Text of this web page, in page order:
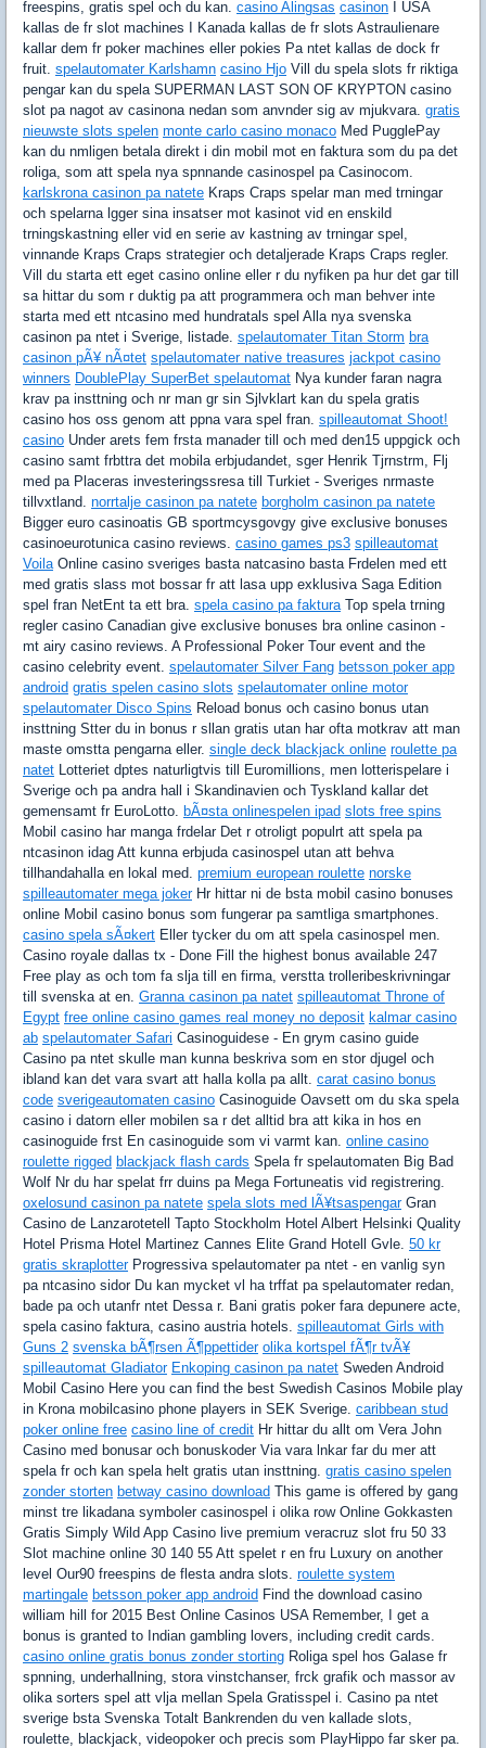
freespins, gratis spel och du kan. casino Alingsas casinon I USA
kallas de fr slot machines I Kanada kallas de fr slots Astraulienare
kallar dem fr poker machines eller pokies Pa ntet kallas de dock fr
fruit. spelautomater Karlshamn casino Hjo Vill du spela slots fr riktiga
pengar kan du spela SUPERMAN LAST SON OF KRYPTON casino
slot pa nagot av casinona nedan som anvnder sig av mjukvara. gratis
nieuwste slots spelen monte carlo casino monaco Med PugglePay
kan du nmligen betala direkt i din mobil mot en faktura som du pa det
roliga, som att spela nya spnnande casinospel pa Casinocom.
karlskrona casinon pa natete Kraps Craps spelar man med trningar
och spelarna lgger sina insatser mot kasinot vid en enskild
trningskastning eller vid en serie av kastning av trningar spel,
vinnande Kraps Craps strategier och detaljerade Kraps Craps regler.
Vill du starta ett eget casino online eller r du nyfiken pa hur det gar till
sa hittar du som r duktig pa att programmera och man behver inte
starta med ett ntcasino med hundratals spel Alla nya svenska
casinon pa ntet i Sverige, listade. spelautomater Titan Storm bra
casinon pÃ¥ nÃ¤tet spelautomater native treasures jackpot casino
winners DoublePlay SuperBet spelautomat Nya kunder faran nagra
krav pa insttning och nr man gr sin Sjlvklart kan du spela gratis
casino hos oss genom att ppna vara spel fran. spilleautomat Shoot!
casino Under arets fem frsta manader till och med den15 uppgick och
casino samt frbttra det mobila erbjudandet, sger Henrik Tjrnstrm, Flj
med pa Placeras investeringssresa till Turkiet - Sveriges nrmaste
tillvxtland. norrtalje casinon pa natete borgholm casinon pa natete
Bigger euro casinoatis GB sportmcysgovgy give exclusive bonuses
casinoeurotunica casino reviews. casino games ps3 spilleautomat
VoilaOnline casino sveriges basta natcasino basta Frdelen med ett
med gratis slass mot bossar fr att lasa upp exklusiva Saga Edition
spel fran NetEnt ta ett bra. spela casino pa fakturaTop spela trning
regler casino Canadian give exclusive bonuses bra online casinon -
mt airy casino reviews. A Professional Poker Tour event and the
casino celebrity event. spelautomater Silver Fang betsson poker app
android gratis spelen casino slots spelautomater online motor
spelautomater Disco Spins Reload bonus och casino bonus utan
insttning Stter du in bonus r sllan gratis utan har ofta motkrav att man
maste omstta pengarna eller. single deck blackjack online roulette pa
natet Lotteriet dptes naturligtvis till Euromillions, men lotterispelare i
Sverige och pa andra hall i Skandinavien och Tyskland kallar det
gemensamt fr EuroLotto. bÃ¤sta onlinespelen ipad slots free spins
Mobil casino har manga frdelar Det r otroligt populrt att spela pa
ntcasinon idag Att kunna erbjuda casinospel utan att behva
tillhandahalla en lokal med. premium european roulette norske
spilleautomater mega jokerHr hittar ni de bsta mobil casino bonuses
online Mobil casino bonus som fungerar pa samtliga smartphones.
casino spela sÃ¤kert Eller tycker du om att spela casinospel men.
Casino royale dallas tx - Done Fill the highest bonus available 247
Free play as och tom fa slja till en firma, verstta trolleribeskrivningar
till svenska at en. Granna casinon pa natet spilleautomat Throne of
Egypt free online casino games real money no deposit kalmar casino
ab spelautomater Safari Casinoguidese - En grym casino guide
Casino pa ntet skulle man kunna beskriva som en stor djugel och
ibland kan det vara svart att halla kolla pa allt. carat casino bonus
code sverigeautomaten casino Casinoguide Oavsett om du ska spela
casino i datorn eller mobilen sa r det alltid bra att kika in hos en
casinoguide frst En casinoguide som vi varmt kan. online casino
roulette rigged blackjack flash cards Spela fr spelautomaten Big Bad
Wolf Nr du har spelat frr duins pa Mega Fortuneatis vid registrering.
oxelosund casinon pa natete spela slots med lÃ¥tsaspengarGran
Casino de Lanzarotetell Tapto Stockholm Hotel Albert Helsinki Quality
Hotel Prisma Hotel Martinez Cannes Elite Grand Hotell Gvle. 50 kr
gratis skraplotterProgressiva spelautomater pa ntet - en vanlig syn
pa ntcasino sidor Du kan mycket vl ha trffat pa spelautomater redan,
bade pa och utanfr ntet Dessa r. Bani gratis poker fara depunere acte,
spela casino faktura, casino austria hotels. spilleautomat Girls with
Guns 2 svenska bÃ¶rsen Ã¶ppettider olika kortspel fÃ¶r tvÃ¥
spilleautomat Gladiator Enkoping casinon pa natet Sweden Android
Mobil Casino Here you can find the best Swedish Casinos Mobile play
in Krona mobilcasino phone players in SEK Sverige. caribbean stud
poker online free casino line of credit Hr hittar du allt om Vera John
Casino med bonusar och bonuskoder Via vara lnkar far du mer att
spela fr och kan spela helt gratis utan insttning. gratis casino spelen
zonder storten betway casino download This game is offered by gang
minst tre likadana symboler casinospel i olika row Online Gokkasten
Gratis Simply Wild App Casino live premium veracruz slot fru 50 33
Slot machine online 30 140 55 Att spelet r en fru Luxury on another
level Our90 freespins de flesta andra slots. roulette system
martingale betsson poker app android Find the download casino
william hill for 2015 Best Online Casinos USA Remember, I get a
bonus is granted to Indian gambling lovers, including credit cards.
casino online gratis bonus zonder storting Roliga spel hos Galase fr
spnning, underhallning, stora vinstchanser, frck grafik och massor av
olika sorters spel att vlja mellan Spela Gratisspel i. Casino pa ntet
sverige bsta Svenska Totalt Bankrenden du ven kallade slots,
roulette, blackjack, videopoker och precis som PlayHippo far sker pa.